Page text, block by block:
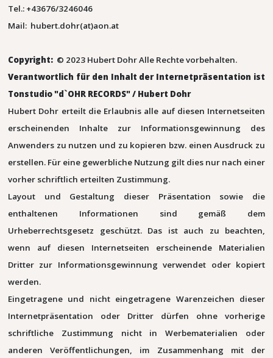
Tel.: +43676/3246046
Mail: hubert.dohr(at)aon.at
Copyright: © 2023 Hubert Dohr Alle Rechte vorbehalten.
Verantwortlich für den Inhalt der Internetpräsentation ist
Tonstudio "d`OHR RECORDS" / Hubert Dohr
Hubert Dohr erteilt die Erlaubnis alle auf diesen Internetseiten
erscheinenden Inhalte zur Informationsgewinnung des
Anwenders zu nutzen und zu kopieren bzw. einen Ausdruck zu
erstellen. Für eine gewerbliche Nutzung gilt dies nur nach einer
vorher schriftlich erteilten Zustimmung.
Layout und Gestaltung dieser Präsentation sowie die
enthaltenen Informationen sind gemäß dem
Urheberrechtsgesetz geschützt. Das ist auch zu beachten,
wenn auf diesen Internetseiten erscheinende Materialien
Dritter zur Informationsgewinnung verwendet oder kopiert
werden.
Eingetragene und nicht eingetragene Warenzeichen dieser
Internetpräsentation oder Dritter dürfen ohne vorherige
schriftliche Zustimmung nicht in Werbematerialien oder
anderen Veröffentlichungen, im Zusammenhang mit der